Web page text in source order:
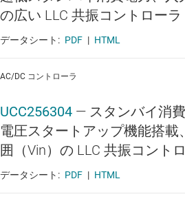
の広い LLC 共振コントローラ
データシート: PDF | HTML
AC/DC コントローラ
UCC256304 — スタンバイ消
電圧スタートアップ機能搭載
囲（Vin）の LLC 共振コント
データシート: PDF | HTML